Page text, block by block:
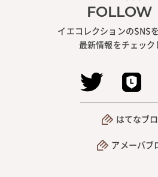
FOLLOW
イエコレクションのSNS
最新情報をチェック
はてなブ
アメーバブ